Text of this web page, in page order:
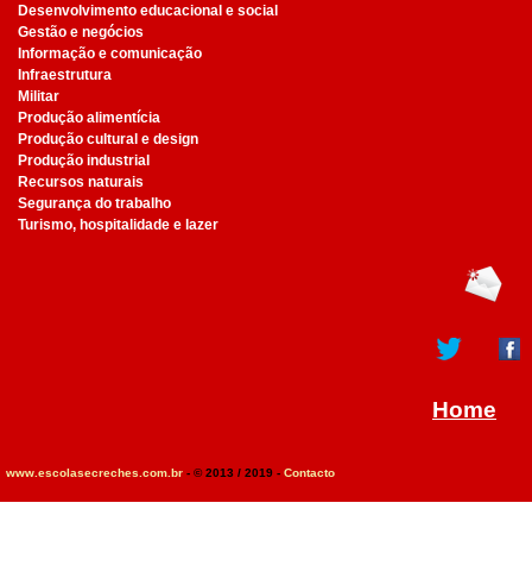
Desenvolvimento educacional e social
Gestão e negócios
Informação e comunicação
Infraestrutura
Militar
Produção alimentícia
Produção cultural e design
Produção industrial
Recursos naturais
Segurança do trabalho
Turismo, hospitalidade e lazer
Home
www.escolasecreches.com.br - © 2013 / 2019 - Contacto